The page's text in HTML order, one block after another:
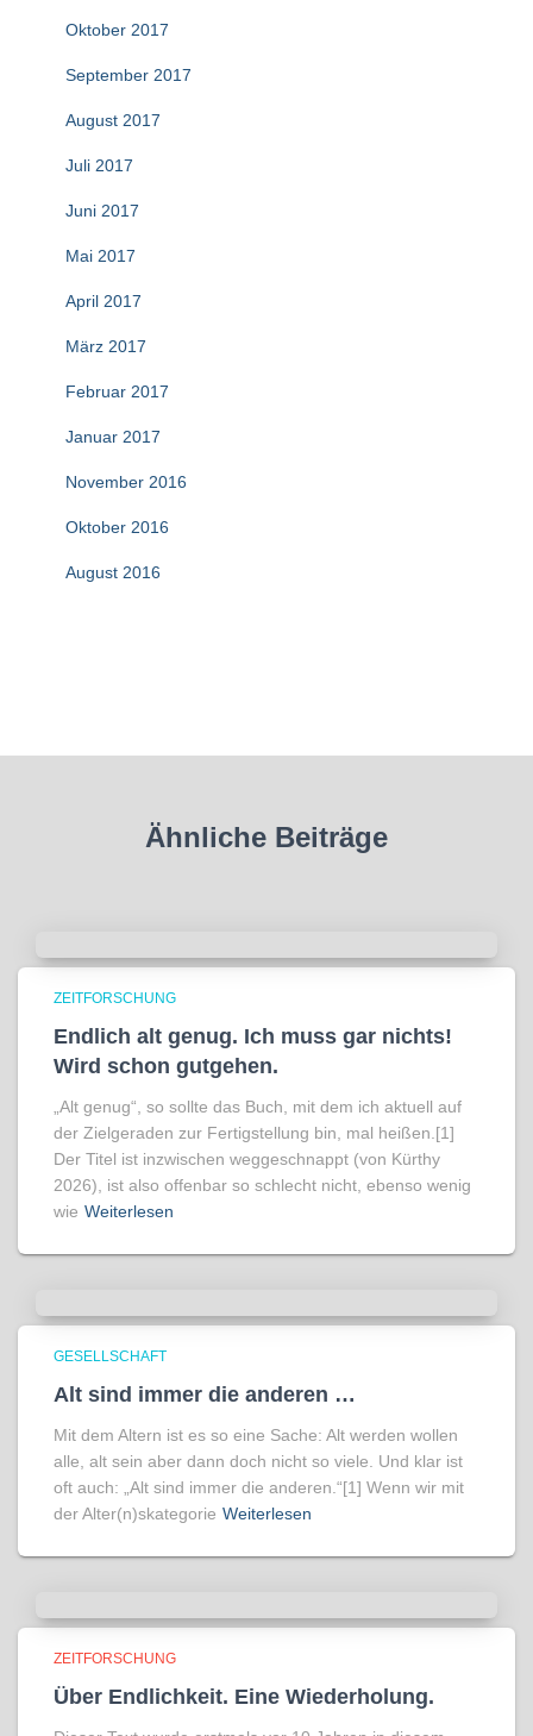
Oktober 2017
September 2017
August 2017
Juli 2017
Juni 2017
Mai 2017
April 2017
März 2017
Februar 2017
Januar 2017
November 2016
Oktober 2016
August 2016
Ähnliche Beiträge
ZEITFORSCHUNG
Endlich alt genug. Ich muss gar nichts!
Wird schon gutgehen.
„Alt genug“, so sollte das Buch, mit dem ich aktuell auf
der Zielgeraden zur Fertigstellung bin, mal heißen.[1]
Der Titel ist inzwischen weggeschnappt (von Kürthy
2026), ist also offenbar so schlecht nicht, ebenso wenig
wie Weiterlesen
GESELLSCHAFT
Alt sind immer die anderen …
Mit dem Altern ist es so eine Sache: Alt werden wollen
alle, alt sein aber dann doch nicht so viele. Und klar ist
oft auch: „Alt sind immer die anderen.“[1] Wenn wir mit
der Alter(n)skategorie Weiterlesen
ZEITFORSCHUNG
Über Endlichkeit. Eine Wiederholung.